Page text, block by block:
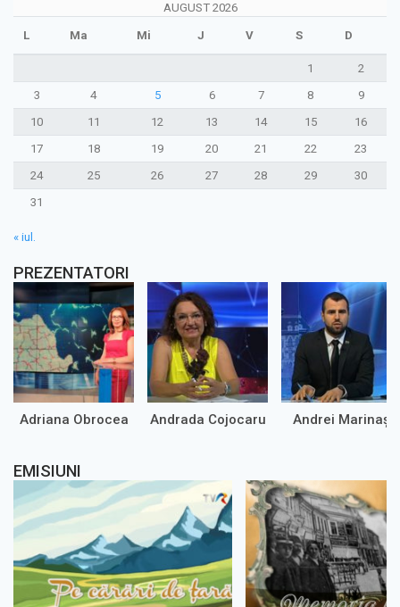
AUGUST 2026
L Ma Mi J V S D
1
2
3
4 5 6 7 8
9
10
11 12 13 14 15
16
17
18 19 20 21 22
23
24
25 26 27 28 29
30
31
« iul.
PREZENTATORI
Adriana Obrocea Andrada Cojocaru Andrei Marinaș
EMISIUNI